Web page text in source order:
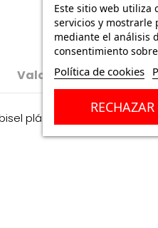
Valoraciones(0)
plástico negro.
Este sitio web utiliza
servicios y mostrarle
mediante el análisis
consentimiento
Política de cookies